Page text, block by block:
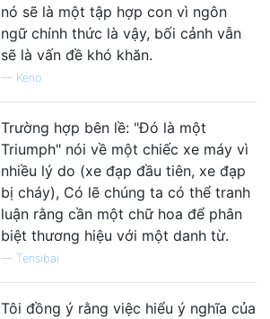
nó sẽ là một tập hợp con vì ngôn
ngữ chính thức là vậy, bối cảnh vẫn
sẽ là vấn đề khó khăn.
— Keno
Trường hợp bên lề: "Đó là một
Triumph" nói về một chiếc xe máy vì
nhiều lý do (xe đạp đầu tiên, xe đạp
bị cháy), Có lẽ chúng ta có thể tranh
luận rằng cần một chữ hoa để phân
biệt thương hiệu với một danh từ.
— Tensibai
Tôi đồng ý rằng việc hiểu ý nghĩa của